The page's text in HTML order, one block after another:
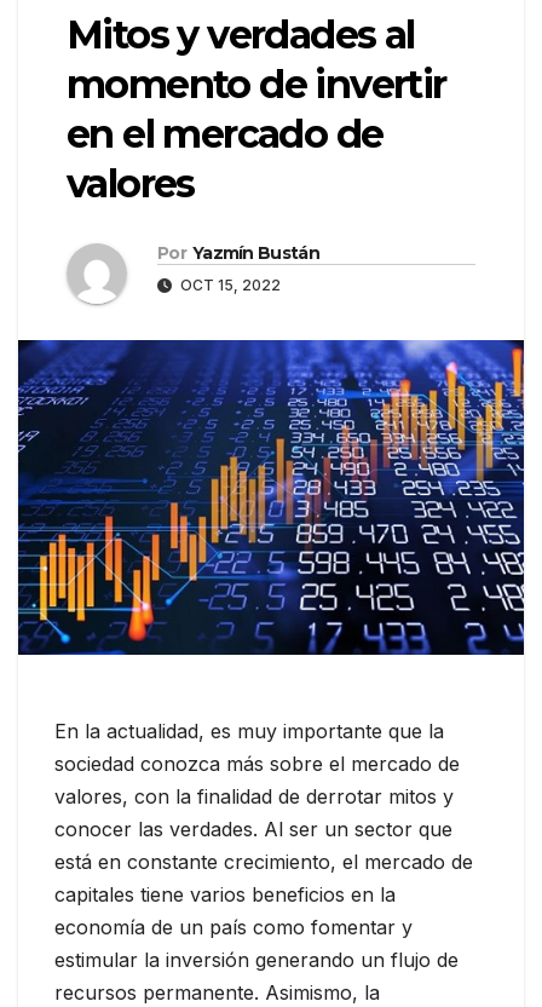
Mitos y verdades al
momento de invertir
en el mercado de
valores
Por Yazmín Bustán
OCT 15, 2022
En la actualidad, es muy importante que la
sociedad conozca más sobre el mercado de
valores, con la finalidad de derrotar mitos y
conocer las verdades. Al ser un sector que
está en constante crecimiento, el mercado de
capitales tiene varios beneficios en la
economía de un país como fomentar y
estimular la inversión generando un flujo de
recursos permanente. Asimismo, la